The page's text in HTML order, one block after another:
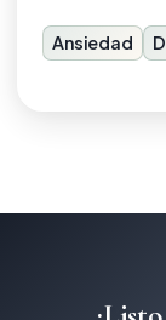
emocional y la
Ansiedad